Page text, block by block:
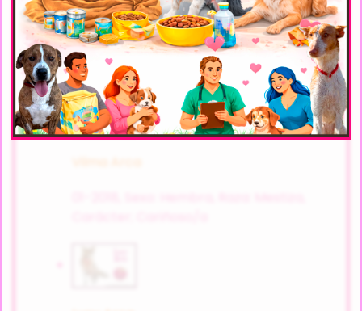
Sand Noe
03-2018,Sexo: Macho,Raza: Shar Pei,
Carácter; Sociable